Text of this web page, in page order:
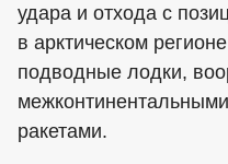
удара и отхода с
в арктическом
подводные лодки,
ракетами.